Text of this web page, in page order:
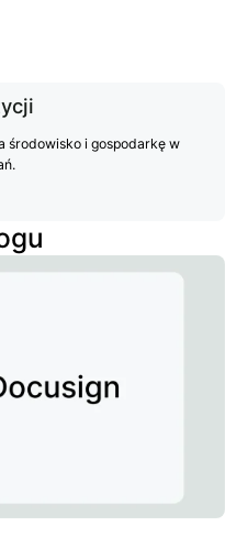
środowisko i gospodarkę w